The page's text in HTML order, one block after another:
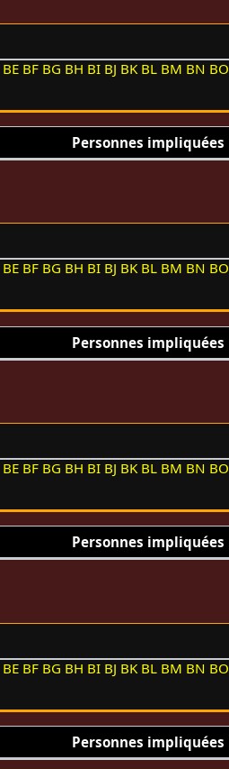
BE BF BG BH BI BJ BK BL BM BN BO
Personnes impliquées
BE BF BG BH BI BJ BK BL BM BN BO
Personnes impliquées
BE BF BG BH BI BJ BK BL BM BN BO
Personnes impliquées
BE BF BG BH BI BJ BK BL BM BN BO
Personnes impliquées